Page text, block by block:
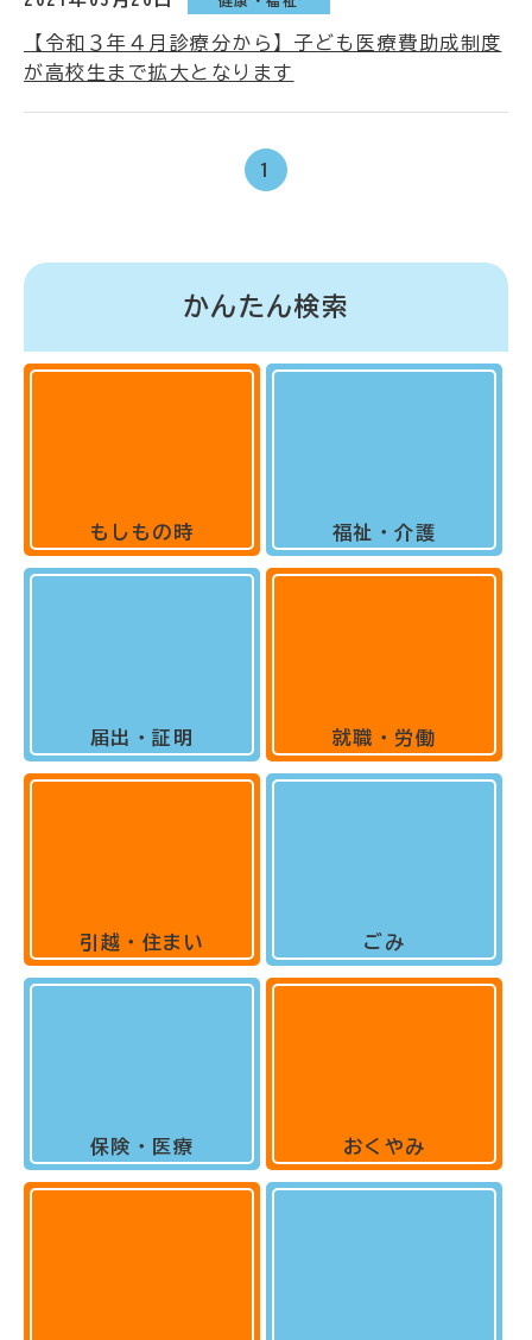
【令和３年４月診療分から】子ども医療費助成制度
が高校生まで拡大となります
1
かんたん検索
もしもの時
届出・証明
引越・住まい
保険・医療
福祉・介護
就職・労働
ごみ
おくやみ